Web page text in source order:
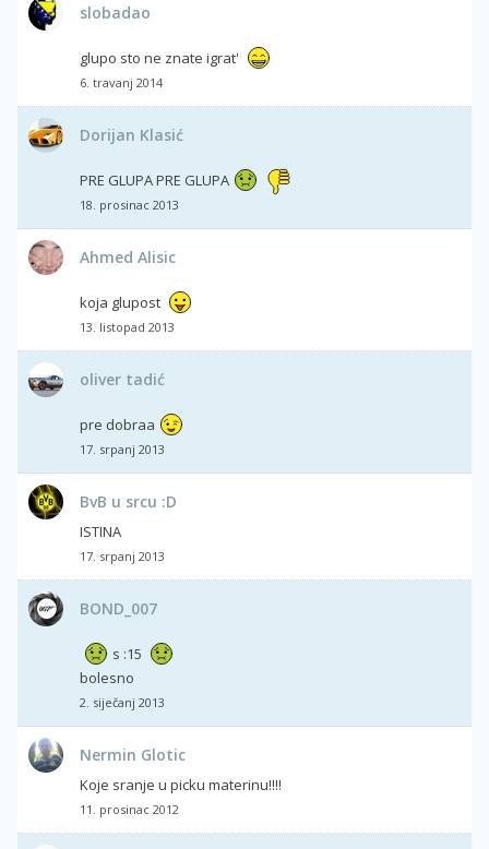
slobadao
glupo sto ne znate igrat'
6. travanj 2014
Dorijan Klasić
PRE GLUPA PRE GLUPA
18. prosinac 2013
Ahmed Alisic
koja glupost
13. listopad 2013
oliver tadić
pre dobraa
17. srpanj 2013
BvB u srcu :D
ISTINA
17. srpanj 2013
BOND_007
s :15
bolesno
2. siječanj 2013
Nermin Glotic
Koje sranje u picku materinu!!!!
11. prosinac 2012